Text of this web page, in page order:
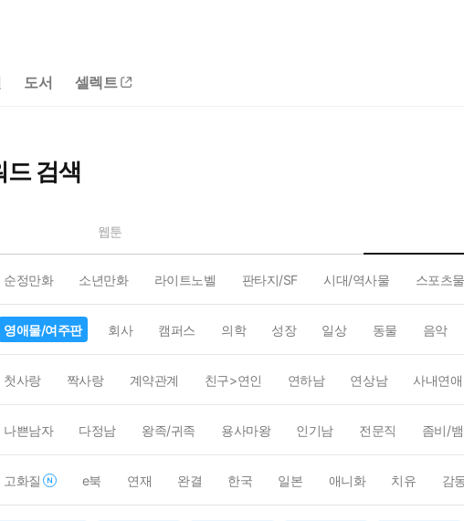
도서 셀렉트
검색
웹툰
순정만화 소년만화 라이트노벨 판타지/SF 시대/역사물 스포츠물
영애물/여주판 회사 캠퍼스 의학 성장 일상 동물 음악
첫사랑 짝사랑 계약관계 친구>연인 연하남 연상남 사내연애
나쁜남자 다정남 왕족/귀족 용사마왕 인기남 전문직 좀비/
고화질 e북 연재 완결 한국 일본 애니화 치유 감